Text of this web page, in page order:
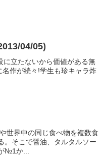
04/05)
に立たないから価値がある無
作が続々!学生も珍キャラ炸
世界中の同じ食べ物を複数食
。そこで醤油、タルタルソー
№1か...